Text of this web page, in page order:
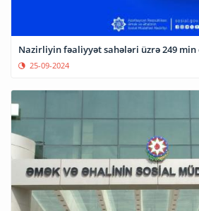
Nazirliyin fəaliyyət sahələri üzrə 249 min
25-09-2024